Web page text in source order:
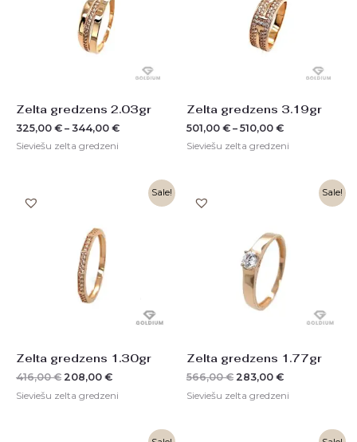
Zelta gredzens 2.03gr
325,00 € – 344,00 €
Sieviešu zelta gredzeni
Zelta gredzens 3.19gr
501,00 € – 510,00 €
Sieviešu zelta gredzeni
Sale!
Zelta gredzens 1.30gr
416,00€
416,00 €.
208,00 €
Current
Sieviešu zelta gredzeni
Sale!
Zelta gredzens 1.77gr
566,00€ 283,00 €
Current
Sieviešu zelta gredzeni
Current Current